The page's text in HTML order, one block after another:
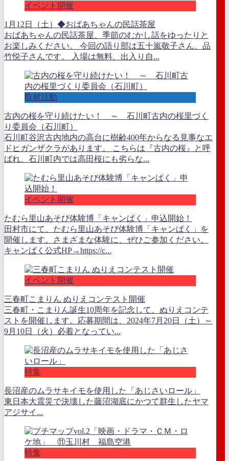
イベント開催
1月12日（土）◆おばあちゃんの民話茶屋
おばあちゃんの民話茶屋、季節のむかし話をゆったりと
お楽しみください。 今回の語り部は五十嵐敬子さん、品
竹悦子さんです。 入場は無料、出入り自...
取材活動
古内の桜を守り続けたい！ ～ 石川町古内の桜里づく
り委員会（石川町）
石川町谷沢古内地内の高台に樹齢400年からなる見事なエ
ドヒガンザクラがあります。 こちらは『古内の桜』と呼
ばれ、石川町内では高田桜にも劣らな...
イベント開催
たむら里山あそび体験博「キャンぱく」申込開始！
田村市にて、たむら里山あそび体験博「キャンぱく」を
開催します。さまざまな体験に、ぜひご参加ください。
キャンぱく公式HP→https://c...
イベント開催
三春町こまりん ぬりえコンテスト開催
三春町・こまりん誕生10周年を記念して、ぬりえコンテ
ストを開催します。応募期間は、2024年7月20日（土）～
9月10日（火）必着となってい...
特集
長沼産のムラサキイモを使用した「あじさいロール」
東日本大震災で決壊した藤沼湖底にかつて群生したヤマ
アジサイ...
特集